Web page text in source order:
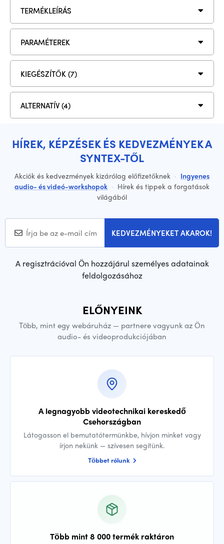
TERMÉKLEÍRÁS
PARAMÉTEREK
KIEGÉSZÍTŐK (7)
ALTERNATÍV (4)
HÍREK, KÉPZÉSEK ÉS KEDVEZMÉNYEK A
SYNTEX-TŐL
Akciók és kedvezmények kizárólag előfizetőknek · Ingyenes
audio- és videó-workshopok · Hírek és tippek a forgatások
világából
KEDVEZMÉNYEKET AKAROK!
A regisztrációval Ön hozzájárul személyes adatainak
feldolgozásához
ELŐNYEINK
Több, mint egy webáruház — partnere vagyunk az Ön
audio- és videoprodukciójában
A legnagyobb videotechnikai kereskedő
Csehországban
Látogasson el bemutatótermünkbe, hívjon minket vagy
írjon nekünk — szívesen segítünk.
Többet rólunk
Több mint 8 000 termék raktáron